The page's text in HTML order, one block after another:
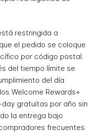
restringida a
el pedido se coloque
por código postal.
del tiempo límite se
del día
Welcome Rewards+
gratuitas por año sin
la entrega bajo
frecuentes.